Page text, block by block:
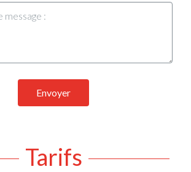
Envoyer
Tarifs